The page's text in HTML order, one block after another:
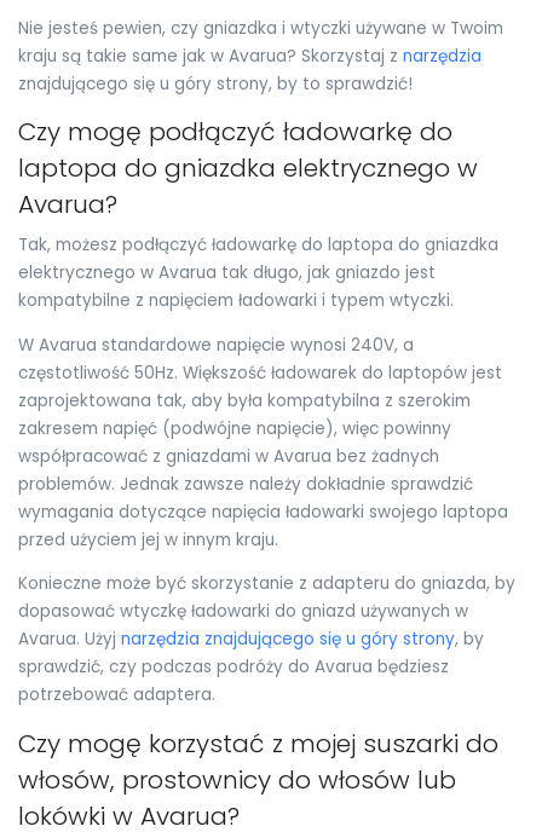
Nie jesteś pewien, czy gniazdka i wtyczki używane w Twoim
kraju są takie same jak w Avarua? Skorzystaj z narzędzia
znajdującego się u góry strony, by to sprawdzić!
Czy mogę podłączyć ładowarkę do
laptopa do gniazdka elektrycznego w
Avarua?
Tak, możesz podłączyć ładowarkę do laptopa do gniazdka
elektrycznego w Avarua tak długo, jak gniazdo jest
kompatybilne z napięciem ładowarki i typem wtyczki.
W Avarua standardowe napięcie wynosi 240V, a
częstotliwość 50Hz. Większość ładowarek do laptopów jest
zaprojektowana tak, aby była kompatybilna z szerokim
zakresem napięć (podwójne napięcie), więc powinny
współpracować z gniazdami w Avarua bez żadnych
problemów. Jednak zawsze należy dokładnie sprawdzić
wymagania dotyczące napięcia ładowarki swojego laptopa
przed użyciem jej w innym kraju.
Konieczne może być skorzystanie z adapteru do gniazda, by
dopasować wtyczkę ładowarki do gniazd używanych w
Avarua. Użyj narzędzia znajdującego się u góry strony, by
sprawdzić, czy podczas podróży do Avarua będziesz
potrzebować adaptera.
Czy mogę korzystać z mojej suszarki do
włosów, prostownicy do włosów lub
lokówki w Avarua?